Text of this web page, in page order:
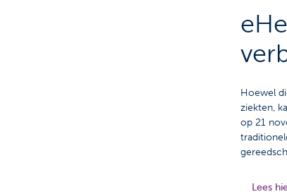
Hoewel
ziekten,
op 21
Lees